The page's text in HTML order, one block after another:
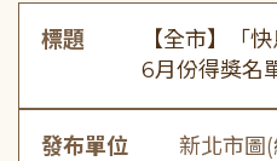
標題
【全市】「
6月份得獎名
發布單位 新北市圖